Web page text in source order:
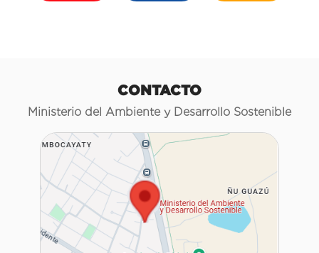
CONTACTO
Ministerio del Ambiente y Desarrollo Sostenible